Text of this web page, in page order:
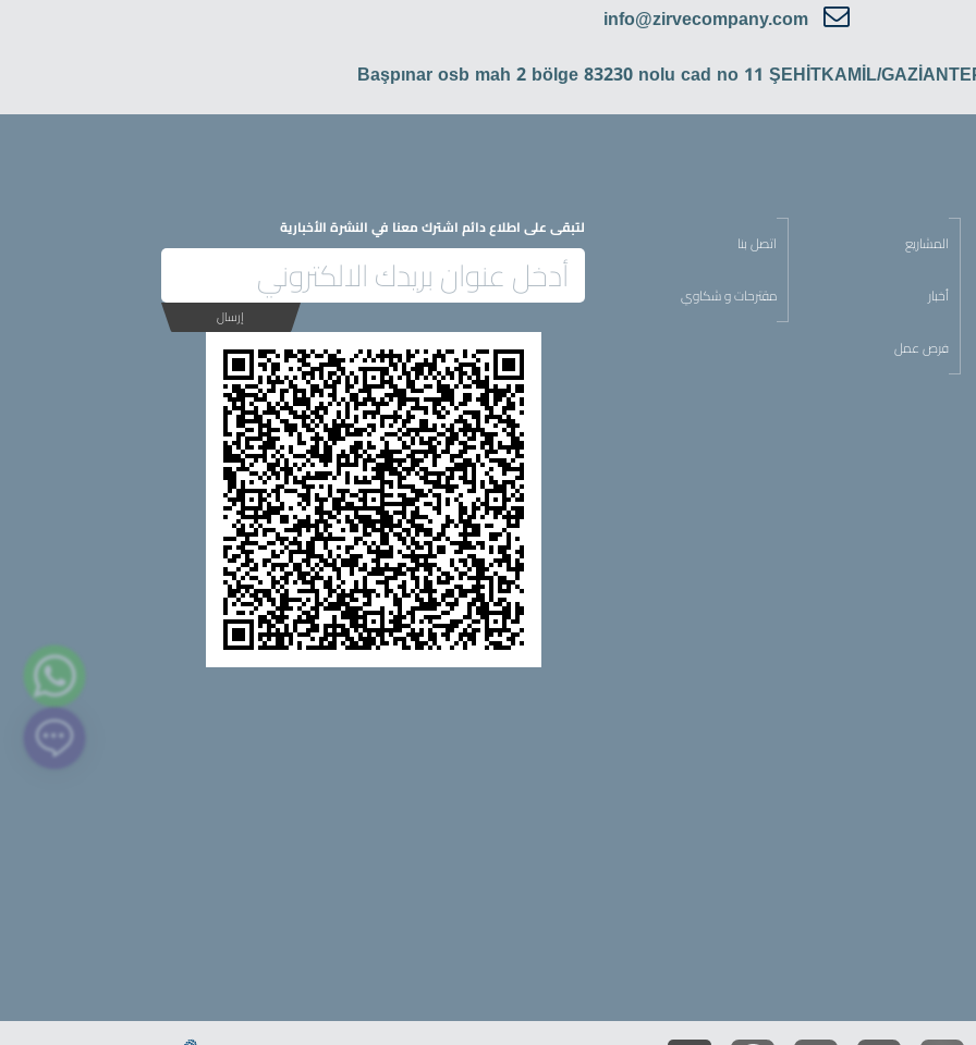
info@zirvecompany.com
Başpınar osb mah 2 bölge 83230 nolu cad no 11 ŞEHİTKAMİL/
المشاريع
أخبار
فرص عمل
اتصل بنا
مقترحات و شكاوي
لتبقى على اطلاع دائم اشترك معنا في النشرة الأخبارية
إرسال